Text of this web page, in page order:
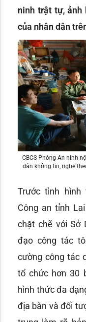
ninh trật tự, ảnh
của nhân dân
CBCS Phòng An ninh
dân không tin, nghe
Trước tình hình
Công an tỉnh
chặt chẽ với Sở
đạo công tác
cường công tác
tổ chức hơn 30
hình thức đa
địa bàn và đối